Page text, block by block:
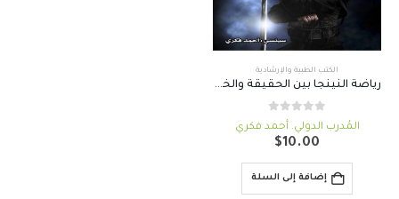
الكتب الطبية والإرشادية
رياضة النينجا بين الحقيقة والخيال
0
المُدرب الدولي. أحمد فكري
$10.00
إضافة إلى السلة